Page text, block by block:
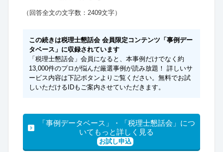
（回答全文の文字数：2409文字）
この続きは税理士懇話会 会員限定コンテンツ「事例デー
タベース」に収録されています
「税理士懇話会」会員になると、本事例だけでなく約
13,000件のプロが悩んだ厳選事例が読み放題！ 詳しいサ
ービス内容は下記ボタンよりご覧ください。無料でお試
しいただけるIDもご案内させていただきます。
「事例データベース」・「税理士懇話会」につ
いてもっと詳しく見る
お試し申込